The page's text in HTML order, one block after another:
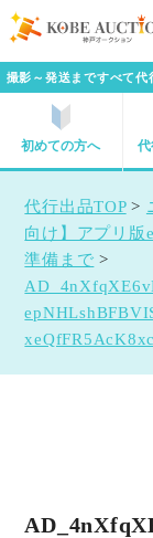
撮影～発送まですべて
初めての方へ
代行出品TOP>
向け】アプリ版
準備まで >